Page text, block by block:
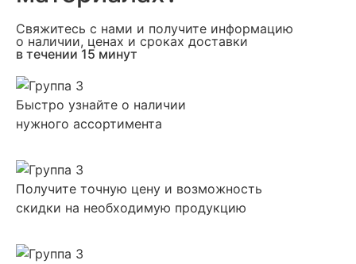
Свяжитесь с нами и получите информацию
о наличии, ценах и сроках доставки
в течении 15 минут
Быстро узнайте о наличии
нужного ассортимента
Получите точную цену и возможность
скидки на необходимую продукцию